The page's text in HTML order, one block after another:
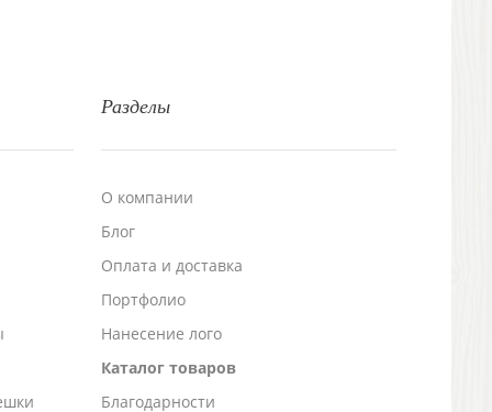
Разделы
О компании
Блог
Оплата и доставка
Портфолио
Нанесение лого
Каталог товаров
Благодарности